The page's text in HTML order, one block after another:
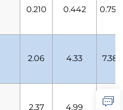
0.210 0.442 0.753
2.06 4.33 7.38
2.37 4.99 8.50